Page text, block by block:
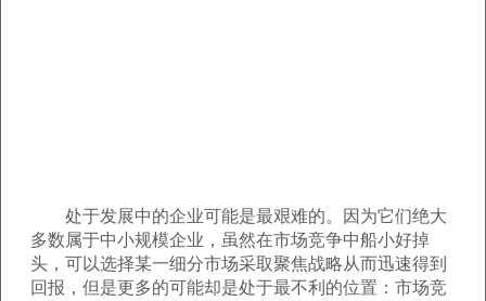
处于发展中的企业可能是最艰难的。因为它们绝大
多数属于中小规模企业，虽然在市场竞争中船小好掉
头，可以选择某一细分市场采取聚焦战略从而迅速得到
回报，但是更多的可能却是处于最不利的位置：市场竞